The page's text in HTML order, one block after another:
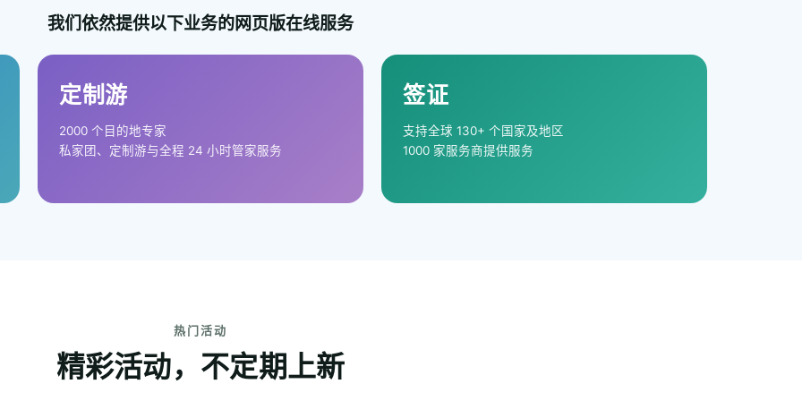
我们依然提供以下业务的网页版在线服务
定制游
2000 个目的地专家
私家团、定制游与全程 24 小时管家服务
签证
支持全球 130+ 个国家及地区
1000 家服务商提供服务
热门活动
精彩活动，不定期上新